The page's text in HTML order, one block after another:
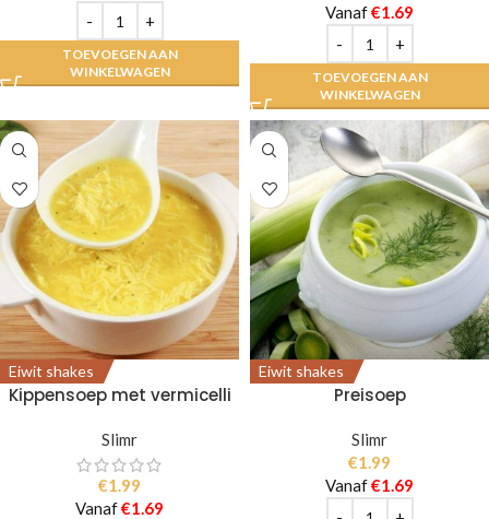
TOEVOEGEN AAN
WINKELWAGEN
Vanaf€1.69
TOEVOEGEN AAN
WINKELWAGEN
Eiwit shakes
Kippensoep met vermicelli
Slimr
€1.99
Vanaf€1.69
Eiwit shakes
Preisoep
Slimr
€1.99
Vanaf€1.69